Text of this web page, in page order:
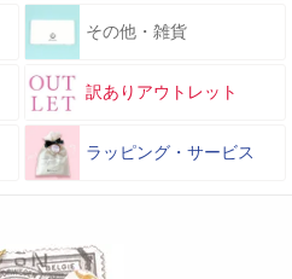
その他・雑貨
訳ありアウトレット
ラッピング・サービス